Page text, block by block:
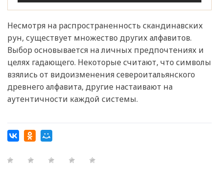
Несмотря на распространенность скандинавских
рун, существует множество других алфавитов.
Выбор основывается на личных предпочтениях и
целях гадающего. Некоторые считают, что символы
взялись от видоизменения североитальянского
древнего алфавита, другие настаивают на
аутентичности каждой системы.